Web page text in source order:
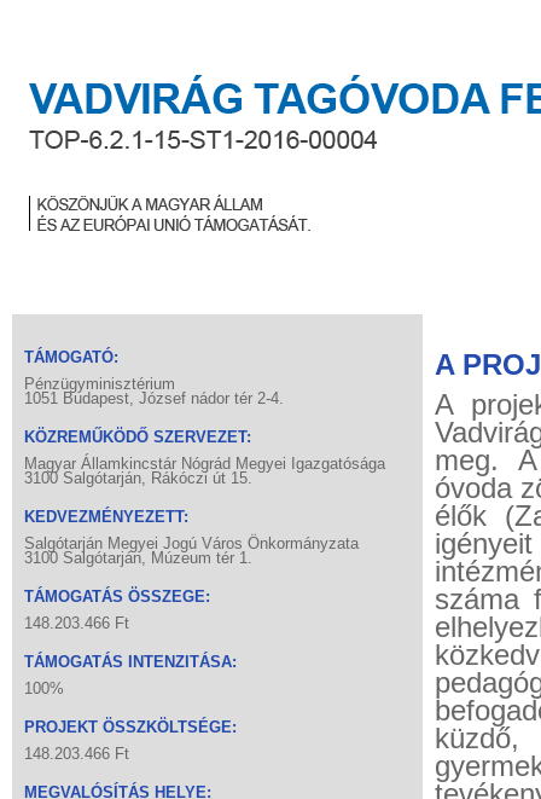
TÁMOGATÓ:
Pénzügyminisztérium
1051 Budapest, József nádor tér 2-4.
KÖZREMŰKÖDŐ SZERVEZET:
Magyar Államkincstár Nógrád Megyei Igazgatósága
3100 Salgótarján, Rákóczi út 15.
KEDVEZMÉNYEZETT:
Salgótarján Megyei Jogú Város Önkormányzata
3100 Salgótarján, Múzeum tér 1.
TÁMOGATÁS ÖSSZEGE:
148.203.466 Ft
TÁMOGATÁS INTENZITÁSA:
100%
PROJEKT ÖSSZKÖLTSÉGE:
148.203.466 Ft
MEGVALÓSÍTÁS HELYE:
A
A
meg.
óvoda
élők
száma
küzdő,